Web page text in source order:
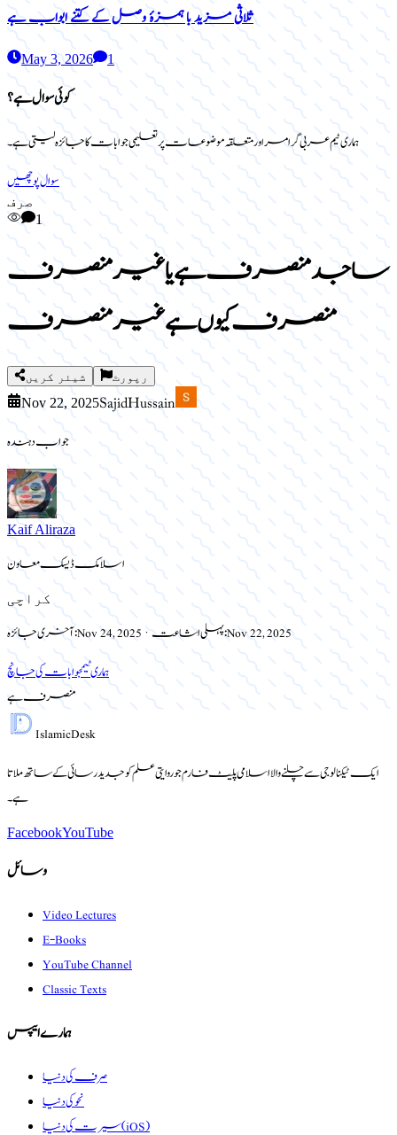
ثلاثی مزید با ہمزۂ وصل کے کتنے ابواب ہے
May 3, 2026 1
کوئی سوال ہے؟
ہماری ٹیم عربی گرامر اور متعلقہ موضوعات پر تعلیمی جوابات کا جائزہ لیتی ہے۔
سوال پوچھیں
صرف
1
ساجد منصرف ہے یا غیر منصرف
منصرف کیوں ہے غیر منصرف
شیئر کریں رپورٹ
Nov 22, 2025Sajid Hussain
جواب دہندہ
Kaif Aliraza
اسلامک ڈیسک معاون
کراچی
آخری جائزہ:Nov 24, 2025 · پہلی اشاعت:Nov 22, 2025
ہماری ٹیمجوابات کی جانچ
منصرف ہے
IslamicDesk
ایک ٹیکنالوجی سے چلنے والا اسلامی پلیٹ فارم جو روایتی علم کو جدید رسائی کے ساتھ ملاتا
ہے۔
FacebookYouTube
وسائل
Video Lectures
E-Books
YouTube Channel
Classic Texts
ہمارے ایپس
صرف کی دنیا
نحو کی دنیا
سیرت کی دنیا (iOS)